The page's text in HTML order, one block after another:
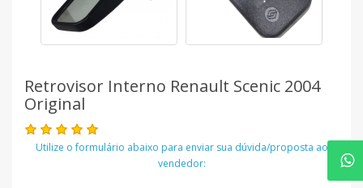
Retrovisor Interno Renault Scenic 2004
Original
Utilize o formulário abaixo para enviar sua dúvida/proposta ao
vendedor: